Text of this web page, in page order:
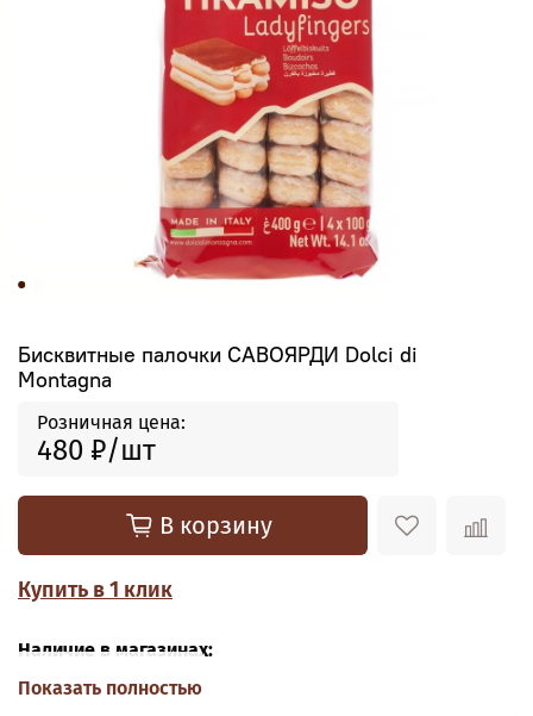
Бисквитные палочки САВОЯРДИ Dolci di
Montagna
Розничная цена:
480 ₽
В корзину
Купить в 1 клик
Наличие в магазинах:
Показать полностью